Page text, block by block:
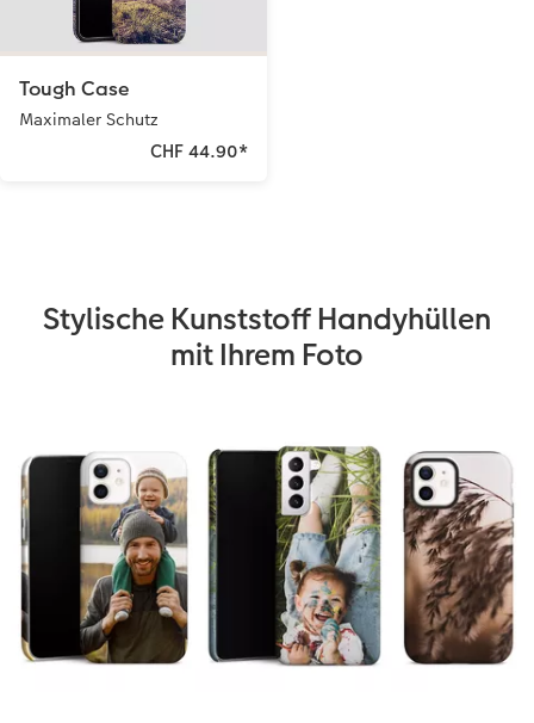
Tough Case
Maximaler Schutz
CHF 44.90*
Stylische Kunststoff Handyhüllen
mit Ihrem Foto